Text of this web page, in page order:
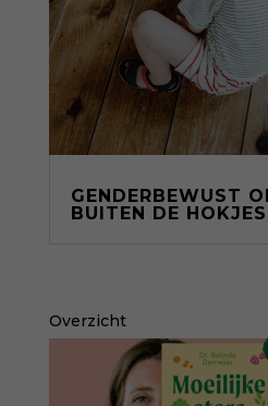
GENDERBEWUST
BUITEN DE HOKJES
Overzicht